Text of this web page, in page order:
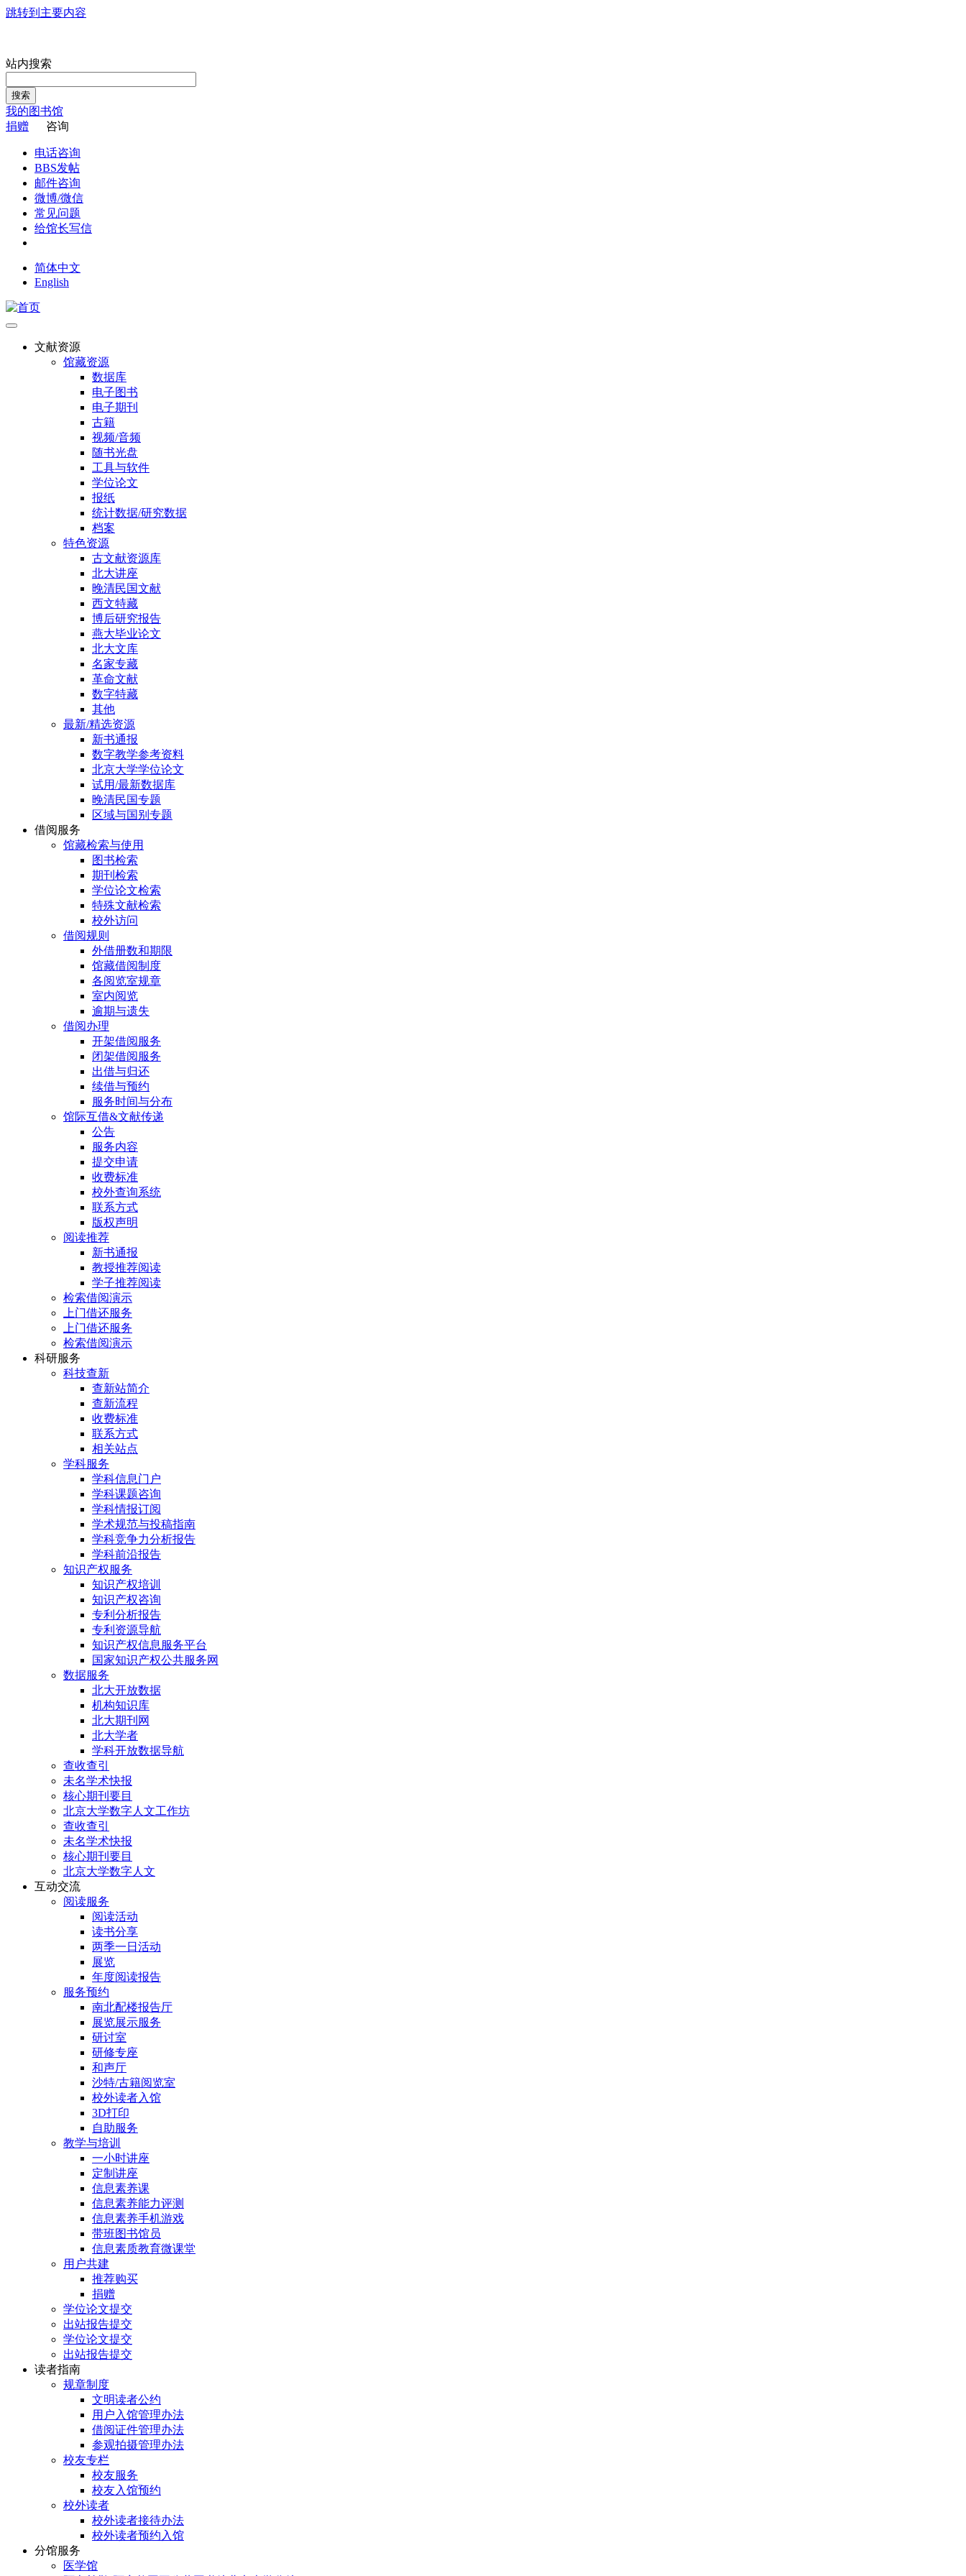
跳转到主要内容
站内搜索
搜索
我的图书馆
捐赠
咨询
电话咨询
BBS发帖
邮件咨询
微博/微信
常见问题
给馆长写信
简体中文
English
文献资源
馆藏资源
数据库
电子图书
电子期刊
古籍
视频/音频
随书光盘
工具与软件
学位论文
报纸
统计数据/研究数据
档案
特色资源
古文献资源库
北大讲座
晚清民国文献
西文特藏
博后研究报告
燕大毕业论文
北大文库
名家专藏
革命文献
数字特藏
其他
最新/精选资源
新书通报
数字教学参考资料
北京大学学位论文
试用/最新数据库
晚清民国专题
区域与国别专题
借阅服务
馆藏检索与使用
图书检索
期刊检索
学位论文检索
特殊文献检索
校外访问
借阅规则
外借册数和期限
馆藏借阅制度
各阅览室规章
室内阅览
逾期与遗失
借阅办理
开架借阅服务
闭架借阅服务
出借与归还
续借与预约
服务时间与分布
馆际互借&文献传递
公告
服务内容
提交申请
收费标准
校外查询系统
联系方式
版权声明
阅读推荐
新书通报
教授推荐阅读
学子推荐阅读
检索借阅演示
上门借还服务
上门借还服务
检索借阅演示
科研服务
科技查新
查新站简介
查新流程
收费标准
联系方式
相关站点
学科服务
学科信息门户
学科课题咨询
学科情报订阅
学术规范与投稿指南
学科竞争力分析报告
学科前沿报告
知识产权服务
知识产权培训
知识产权咨询
专利分析报告
专利资源导航
知识产权信息服务平台
国家知识产权公共服务网
数据服务
北大开放数据
机构知识库
北大期刊网
北大学者
学科开放数据导航
查收查引
未名学术快报
核心期刊要目
北京大学数字人文工作坊
查收查引
未名学术快报
核心期刊要目
北京大学数字人文
互动交流
阅读服务
阅读活动
读书分享
两季一日活动
展览
年度阅读报告
服务预约
南北配楼报告厅
展览展示服务
研讨室
研修专座
和声厅
沙特/古籍阅览室
校外读者入馆
3D打印
自助服务
教学与培训
一小时讲座
定制讲座
信息素养课
信息素养能力评测
信息素养手机游戏
带班图书馆员
信息素质教育微课堂
用户共建
推荐购买
捐赠
学位论文提交
出站报告提交
学位论文提交
出站报告提交
读者指南
规章制度
文明读者公约
用户入馆管理办法
借阅证件管理办法
参观拍摄管理办法
校友专栏
校友服务
校友入馆预约
校外读者
校外读者接待办法
校外读者预约入馆
分馆服务
医学馆